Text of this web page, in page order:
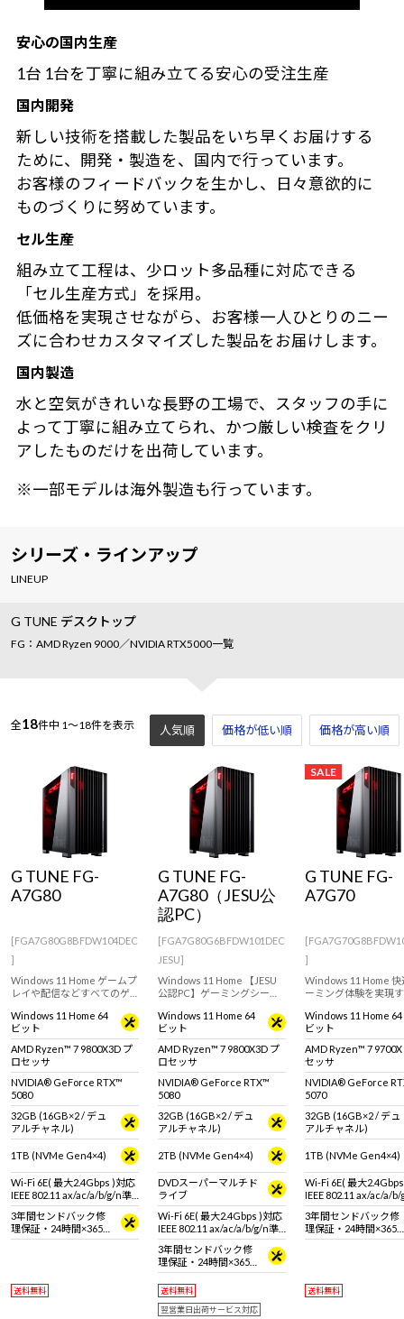
安心の国内生産
1台 1台を丁寧に組み立てる安心の受注生産
国内開発
新しい技術を搭載した製品をいち早くお届けする
ために、開発・製造を、国内で行っています。
お客様のフィードバックを生かし、日々意欲的に
ものづくりに努めています。
セル生産
組み立て工程は、少ロット多品種に対応できる
「セル生産方式」を採用。
低価格を実現させながら、お客様一人ひとりのニー
ズに合わせカスタマイズした製品をお届けします。
国内製造
水と空気がきれいな長野の工場で、スタッフの手に
よって丁寧に組み立てられ、かつ厳しい検査をクリ
アしたものだけを出荷しています。
※一部モデルは海外製造も行っています。
シリーズ・ラインアップ
LINEUP
G TUNE デスクトップ
FG：AMD Ryzen 9000／NVIDIA RTX5000一覧
全18件中 1～18件を表示 人気順 価格が低い順 価格が高い順
G TUNE FG-
A7G80
[FGA7G80G8BFDW104DEC
]
Windows 11 Home ゲームプ
レイや配信などすべてのゲ
ハイエンドゲーミングPC。
GeForce RTX 5080 & AMD
Ryzen 7 9800X3D 搭載。
Windows 11 Home 64
ビット
AMD Ryzen™ 7 9800X3D プ
ロセッサ
NVIDIA® GeForce RTX™
5080
32GB (16GB×2 / デュ
アルチャネル)
1TB (NVMe Gen4×4)
Wi-Fi 6E( 最大2.4Gbps )対応
IEEE 802.11 ax/ac/a/b/g/n準
拠 ＋ Bluetooth 5内蔵
3年間センドバック修
理保証・24時間×365
日電話サポート
送料無料
G TUNE FG-
A7G80（JESU公
認PC）
[FGA7G80G6BFDW101DEC
JESU]
Windows 11 Home 【JESU
公認PC】ゲーミングシーン
イエンドゲーミングPC！
GeForce RTX 5080 & Ryzen
7 9800X3D 搭載。※モニ
タ・マウス・キーボードは
別売りです。
Windows 11 Home 64
ビット
AMD Ryzen™ 7 9800X3D プ
ロセッサ
NVIDIA® GeForce RTX™
5080
32GB (16GB×2 / デュ
アルチャネル)
2TB (NVMe Gen4×4)
DVDスーパーマルチド
ライブ
Wi-Fi 6E( 最大2.4Gbps )対応
IEEE 802.11 ax/ac/a/b/g/n準
拠 ＋ Bluetooth 5内蔵
3年間センドバック修
理保証・24時間×365
日電話サポート
送料無料
翌営業日出荷サービス対応
SALE
G TUNE FG-
A7G70
]
Windows 11 Home 快
ーミング体験を実現
GeForce RTX 5070 & AMD
Ryzen 7 9700X 搭載
タ・マウス・キーボ
別売りです。
Windows 11 Home 64
ビット
AMD Ryzen™ 7 9700X
セッサ
NVIDIA® GeForce
5070
32GB (16GB×2 / デュ
アルチャネル)
1TB (NVMe Gen4×4)
Wi-Fi 6E( 最大
IEEE 802.11 ax/ac/a/
拠 ＋ Bluetooth 5内蔵
3年間センドバック修
理保証・24時間×365
日電話サポート
送料無料